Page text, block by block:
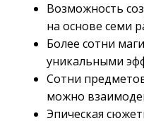
Возможность
на основе семи
Более сотни
уникальными
Сотни
можно
Эпическая